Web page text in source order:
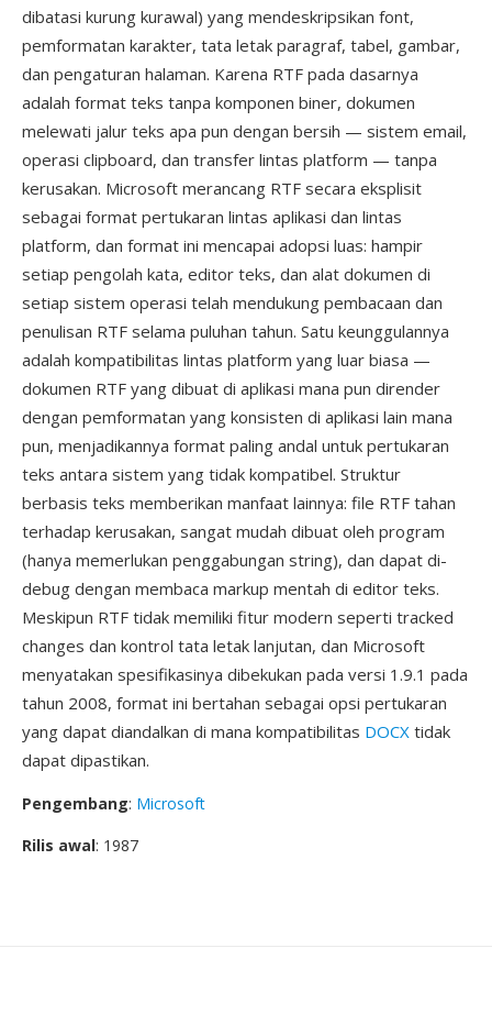
dibatasi kurung kurawal) yang mendeskripsikan font,
pemformatan karakter, tata letak paragraf, tabel, gambar,
dan pengaturan halaman. Karena RTF pada dasarnya
adalah format teks tanpa komponen biner, dokumen
melewati jalur teks apa pun dengan bersih — sistem email,
operasi clipboard, dan transfer lintas platform — tanpa
kerusakan. Microsoft merancang RTF secara eksplisit
sebagai format pertukaran lintas aplikasi dan lintas
platform, dan format ini mencapai adopsi luas: hampir
setiap pengolah kata, editor teks, dan alat dokumen di
setiap sistem operasi telah mendukung pembacaan dan
penulisan RTF selama puluhan tahun. Satu keunggulannya
adalah kompatibilitas lintas platform yang luar biasa —
dokumen RTF yang dibuat di aplikasi mana pun dirender
dengan pemformatan yang konsisten di aplikasi lain mana
pun, menjadikannya format paling andal untuk pertukaran
teks antara sistem yang tidak kompatibel. Struktur
berbasis teks memberikan manfaat lainnya: file RTF tahan
terhadap kerusakan, sangat mudah dibuat oleh program
(hanya memerlukan penggabungan string), dan dapat di-
debug dengan membaca markup mentah di editor teks.
Meskipun RTF tidak memiliki fitur modern seperti tracked
changes dan kontrol tata letak lanjutan, dan Microsoft
menyatakan spesifikasinya dibekukan pada versi 1.9.1 pada
tahun 2008, format ini bertahan sebagai opsi pertukaran
yang dapat diandalkan di mana kompatibilitas DOCX tidak
dapat dipastikan.
Pengembang: Microsoft
Rilis awal: 1987